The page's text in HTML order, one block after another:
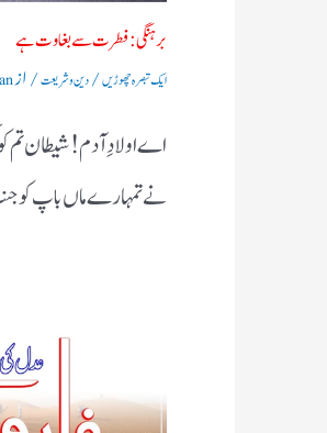
برہنگی : فطرت سے بغاوت ہے
ایک تبصرہ چھوڑیں/دین و شریعت/ از
اے اولادِ آدم! شیطان تم
نے تمہارے ماں باپ کو